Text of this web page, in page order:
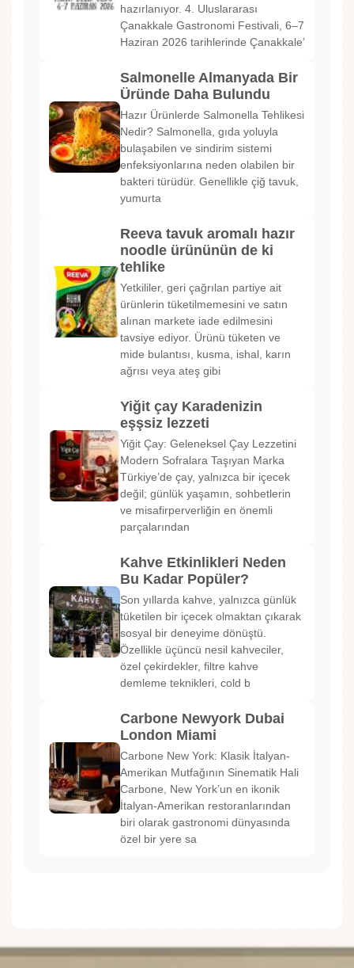
hazırlanıyor. 4. Uluslararası
Çanakkale Gastronomi Festivali, 6–7
Haziran 2026 tarihlerinde Çanakkale’
Salmonelle Almanyada Bir
Üründe Daha Bulundu
Hazır Ürünlerde Salmonella Tehlikesi
Nedir? Salmonella, gıda yoluyla
bulaşabilen ve sindirim sistemi
enfeksiyonlarına neden olabilen bir
bakteri türüdür. Genellikle çiğ tavuk,
yumurta
Reeva tavuk aromalı hazır
noodle ürününün de ki
tehlike
Yetkililer, geri çağrılan partiye ait
ürünlerin tüketilmemesini ve satın
alınan markete iade edilmesini
tavsiye ediyor. Ürünü tüketen ve
mide bulantısı, kusma, ishal, karın
ağrısı veya ateş gibi
Yiğit çay Karadenizin
eşşsiz lezzeti
Yiğit Çay: Geleneksel Çay Lezzetini
Modern Sofralara Taşıyan Marka
Türkiye’de çay, yalnızca bir içecek
değil; günlük yaşamın, sohbetlerin
ve misafirperverliğin en önemli
parçalarından
Kahve Etkinlikleri Neden
Bu Kadar Popüler?
Son yıllarda kahve, yalnızca günlük
tüketilen bir içecek olmaktan çıkarak
sosyal bir deneyime dönüştü.
Özellikle üçüncü nesil kahveciler,
özel çekirdekler, filtre kahve
demleme teknikleri, cold b
Carbone Newyork Dubai
London Miami
Carbone New York: Klasik İtalyan-
Amerikan Mutfağının Sinematik Hali
Carbone, New York’un en ikonik
İtalyan-Amerikan restoranlarından
biri olarak gastronomi dünyasında
özel bir yere sa